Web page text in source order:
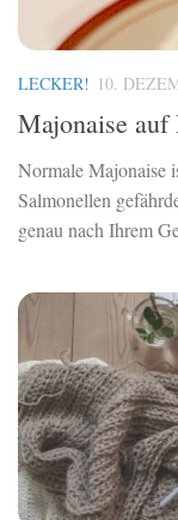
LECKER! 10.
Majonaise auf
Normale Majonaise
Salmonellen
genau nach Ihrem